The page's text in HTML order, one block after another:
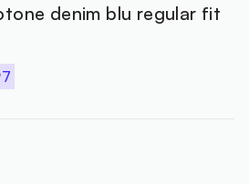
denim blu regular fit